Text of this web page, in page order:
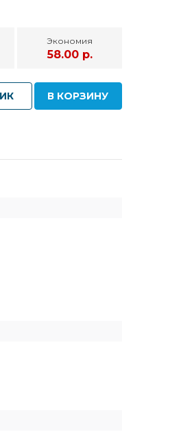
Экономия
58.00 р.
В КОРЗИНУ